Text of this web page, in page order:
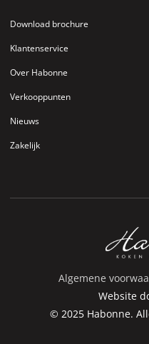
Download brochure
Klantenservice
Over Habonne
Verkooppunten
Nieuws
Zakelijk
© 2025 Habonne.
Website
Algemene